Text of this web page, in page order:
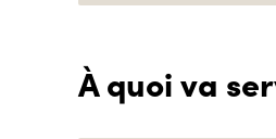
À quoi va